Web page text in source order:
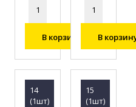
В корзину В
14
(1шт)
15
(1шт)